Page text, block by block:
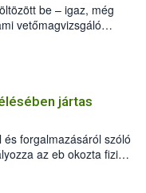
be – igaz, még
vetőmagvizsgáló
Czigler Győző által
jártas
forgalmazásáról szóló
az eb okozta fizikai
felmerülő
eb tartását és annak